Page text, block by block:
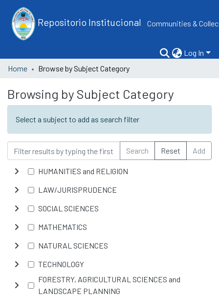
Repositorio Institucional Communities &
Log In
Home
Browse by Subject Category
Browsing by Subject Category
Select a subject to add as search filter
Search Reset Add
HUMANITIES and RELIGION
LAW/JURISPRUDENCE
SOCIAL SCIENCES
MATHEMATICS
NATURAL SCIENCES
TECHNOLOGY
FORESTRY, AGRICULTURAL SCIENCES and
LANDSCAPE PLANNING